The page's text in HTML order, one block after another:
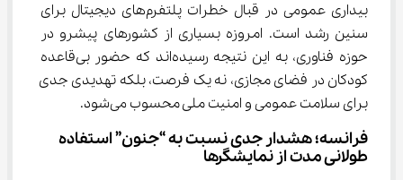
بیداری عمومی در قبال خطرات پلتفرم‌های دیجیتال برای
سنین رشد است. امروزه بسیاری از کشورهای پیشرو در
حوزه فناوری، به این نتیجه رسیده‌اند که حضور بی‌قاعده
کودکان در فضای مجازی، نه یک فرصت، بلکه تهدیدی جدی
برای سلامت عمومی و امنیت ملی محسوب می‌شود.
فرانسه؛ هشدار جدی نسبت به “جنون” استفاده
طولانی ‌مدت از نمایشگرها